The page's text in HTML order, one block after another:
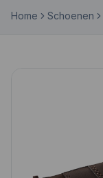
Home Schoenen